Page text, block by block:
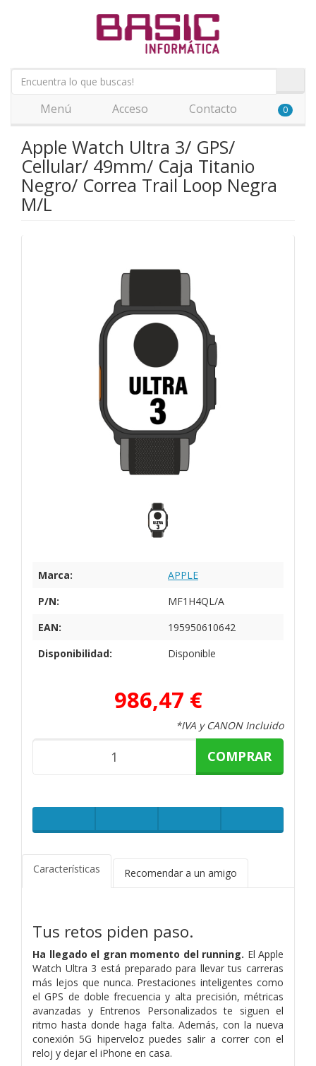
Menú Acceso Contacto 0
Apple Watch Ultra 3/ GPS/
Cellular/ 49mm/ Caja Titanio
Negro/ Correa Trail Loop Negra
M/L
Marca:
APPLE
P/N:
MF1H4QL/A
EAN:
195950610642
Disponibilidad:
Disponible
986,47 €
*IVA y CANON Incluido
COMPRAR
Características Recomendar a un amigo
Tus retos piden paso.
Ha llegado el gran momento del running. El Apple
Watch Ultra 3 está preparado para llevar tus carreras
más lejos que nunca. Prestaciones inteligentes como
el GPS de doble frecuencia y alta precisión, métricas
avanzadas y Entrenos Personalizados te siguen el
ritmo hasta donde haga falta. Además, con la nueva
conexión 5G hiperveloz puedes salir a correr con el
reloj y dejar el iPhone en casa.